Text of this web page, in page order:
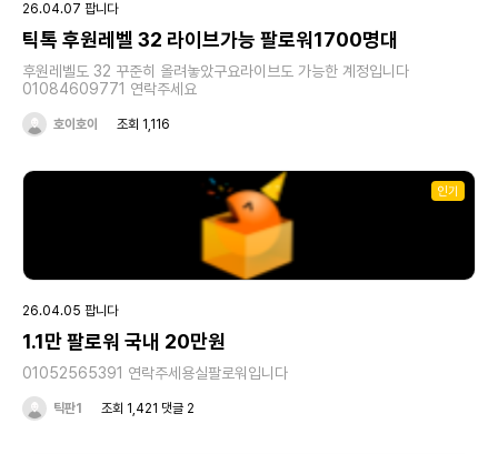
26.04.07 팝니다
틱톡 후원레벨 32 라이브가능 팔로워1700명대
후원레벨도 32 꾸준히 올려놓았구요라이브도 가능한 계정입니다
01084609771 연락주세요
호이호이 조회 1,116
인기
26.04.05 팝니다
1.1만 팔로워 국내 20만원
01052565391 연락주세용실팔로워입니다
틱판1 조회 1,421 댓글 2